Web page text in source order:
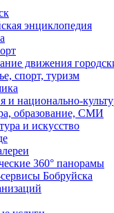
энциклопедия
движения
спорт, туризм
и национально-
образование, СМИ
и искусство
360° панорамы
Бобруйска